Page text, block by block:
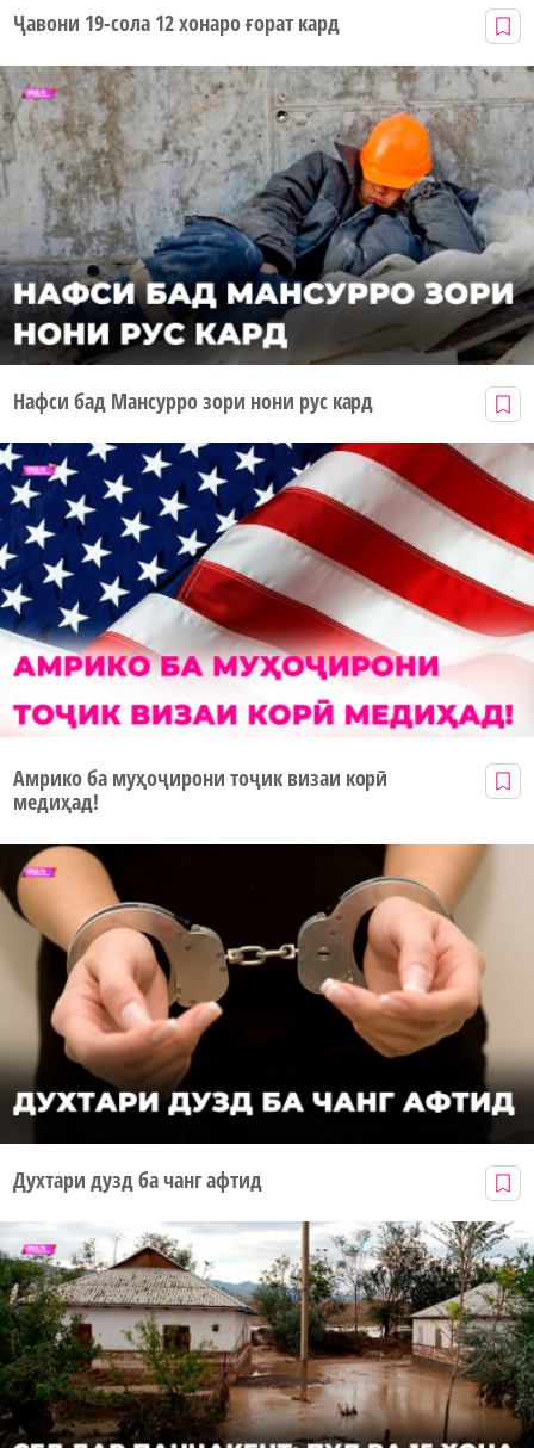
Ҷавони 19-сола 12 хонаро ғорат кард
Нафси бад Мансурро зори нони рус кард
Амрико ба муҳоҷирони тоҷик визаи корӣ
медиҳад!
Духтари дузд ба чанг афтид